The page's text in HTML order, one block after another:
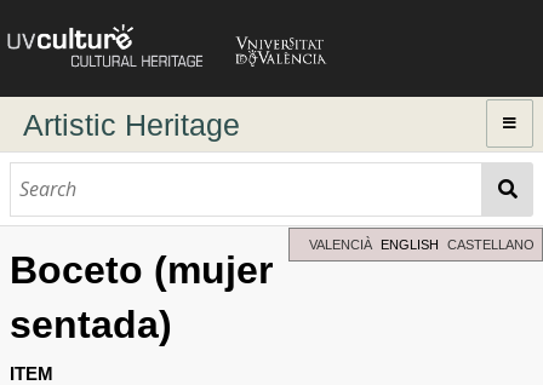
Artistic Heritage
Advanced Search
Directory of authors
VALENCIÀ ENGLISH CASTELLANO
Boceto (mujer
sentada)
ITEM